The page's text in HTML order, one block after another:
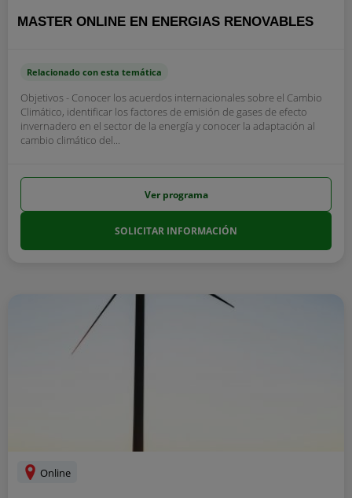
MASTER ONLINE EN ENERGIAS RENOVABLES
Relacionado con esta temática
Objetivos - Conocer los acuerdos internacionales sobre el Cambio
Climático, identificar los factores de emisión de gases de efecto
invernadero en el sector de la energía y conocer la adaptación al
cambio climático del...
Ver programa
SOLICITAR INFORMACIÓN
Online